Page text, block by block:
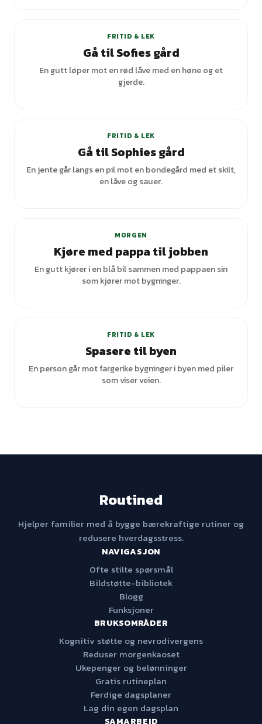
FRITID & LEK
Gå til Sofies gård
En gutt løper mot en rød låve med en høne og et
gjerde.
FRITID & LEK
Gå til Sophies gård
En jente går langs en pil mot en bondegård med et skilt,
en låve og sauer.
MORGEN
Kjøre med pappa til jobben
En gutt kjører i en blå bil sammen med pappaen sin
som kjører mot bygninger.
FRITID & LEK
Spasere til byen
En person går mot fargerike bygninger i byen med piler
som viser veien.
Routined
Hjelper familier med å bygge bærekraftige rutiner og
redusere hverdagsstress.
NAVIGASJON
Ofte stilte spørsmål
Bildstøtte-bibliotek
Blogg
Funksjoner
BRUKSOMRÅDER
Kognitiv støtte og nevrodivergens
Reduser morgenkaoset
Ukepenger og belønninger
Gratis rutineplan
Ferdige dagsplaner
Lag din egen dagsplan
SAMARBEID